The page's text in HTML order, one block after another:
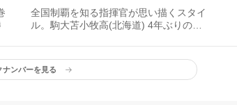
全国制覇を知る指揮官が思い描くスタイ
ル。駒大苫小牧高(北海道) 4年ぶりの春
ナンバーを見る